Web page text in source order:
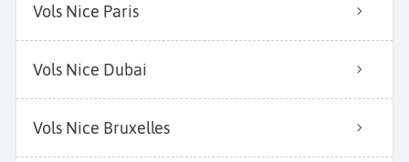
Vols Nice Paris
Vols Nice Dubai
Vols Nice Bruxelles